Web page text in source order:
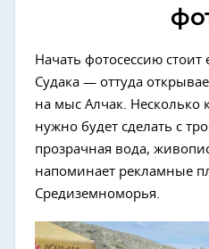
Начать фотосессию
Судака — оттуда
на мыс Алчак. Несколько
нужно будет сделать с
прозрачная вода,
напоминает рекламные
Средиземноморья.